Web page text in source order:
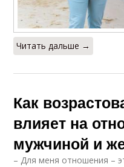
Читать дальше →
Как
влияет на
мужчиной и
– Для меня отношения –